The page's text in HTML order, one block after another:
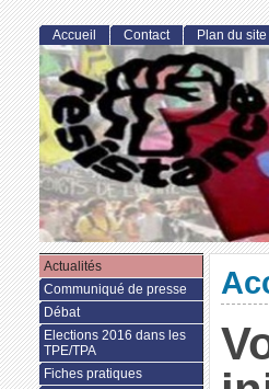
Accueil Contact Plan du site
Actualités
Communiqué de presse
Débat
Elections 2016 dans les
TPE/TPA
Fiches pratiques